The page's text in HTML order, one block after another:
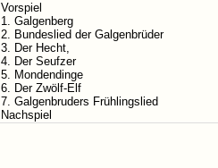
Vorspiel
1. Galgenberg
2. Bundeslied der Galgenbrüder
3. Der Hecht,
4. Der Seufzer
5. Mondendinge
6. Der Zwölf-Elf
7. Galgenbruders Frühlingslied
Nachspiel